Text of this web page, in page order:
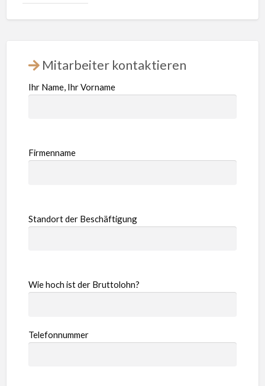
Mitarbeiter kontaktieren
Ihr Name, Ihr Vorname
Firmenname
Standort der Beschäftigung
Wie hoch ist der Bruttolohn?
Telefonnummer